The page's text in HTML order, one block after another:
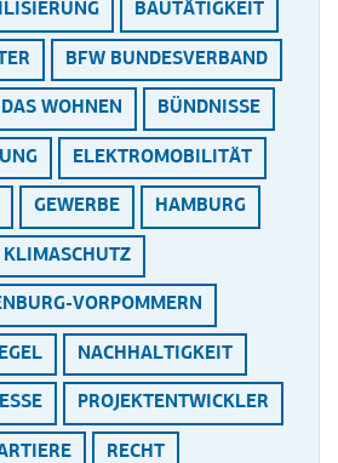
BAUTÄTIGKEIT
BFW BUNDESVERBAND
WOHNEN BÜNDNISSE
ELEKTROMOBILITÄT
GEWERBE HAMBURG
KLIMASCHUTZ
VORPOMMERN
NACHHALTIGKEIT
PROJEKTENTWICKLER
RECHT